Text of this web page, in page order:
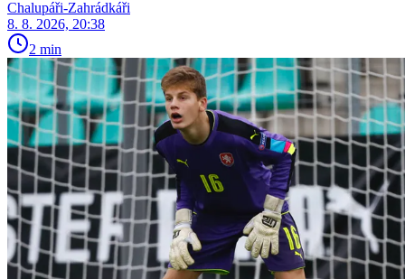
Chalupáři-Zahrádkáři
8. 8. 2026, 20:38
2 min